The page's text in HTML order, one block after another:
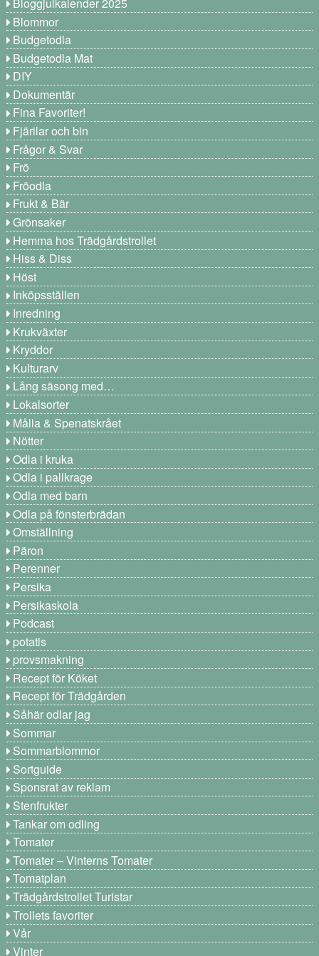
Blommor
Budgetodla
Budgetodla Mat
DIY
Dokumentär
Fina Favoriter!
Fjärilar och bin
Frågor & Svar
Frö
Fröodla
Frukt & Bär
Grönsaker
Hemma hos Trädgårdstrollet
Hiss & Diss
Höst
Inköpsställen
Inredning
Krukväxter
Kryddor
Kulturarv
Lång säsong med…
Lokalsorter
Målla & Spenatskrået
Nötter
Odla i kruka
Odla i pallkrage
Odla med barn
Odla på fönsterbrädan
Omställning
Päron
Perenner
Persika
Persikaskola
Podcast
potatis
provsmakning
Recept för Köket
Recept för Trädgården
Såhär odlar jag
Sommar
Sommarblommor
Sortguide
Sponsrat av reklam
Stenfrukter
Tankar om odling
Tomater
Tomater – Vinterns Tomater
Tomatplan
Trädgårdstrollet Turistar
Trollets favoriter
Vår
Vinter